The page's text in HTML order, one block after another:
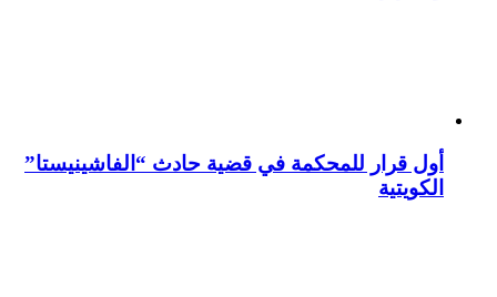
أول قرار للمحكمة في قضية حادث “الفاشينيستا”
الكويتية